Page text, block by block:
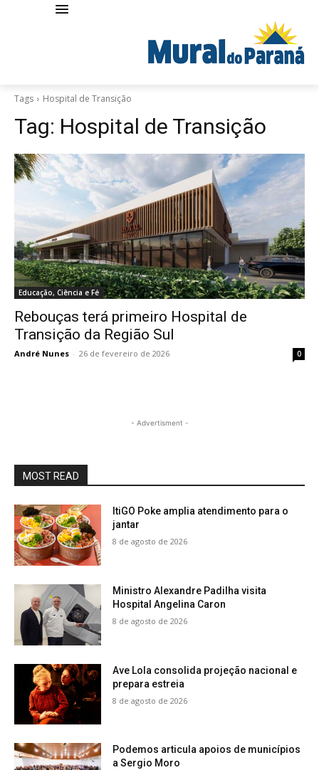
Tags Hospital de Transição
Tag: Hospital de Transição
Educação, Ciência e Fé
Rebouças terá primeiro Hospital de
Transição da Região Sul
André Nunes - 26 de fevereiro de 2026 0
- Advertisment -
MOST READ
ItiGO Poke amplia atendimento para o
jantar
8 de agosto de 2026
Ministro Alexandre Padilha visita
Hospital Angelina Caron
8 de agosto de 2026
Ave Lola consolida projeção nacional e
prepara estreia
8 de agosto de 2026
Podemos articula apoios de municípios
a Sergio Moro